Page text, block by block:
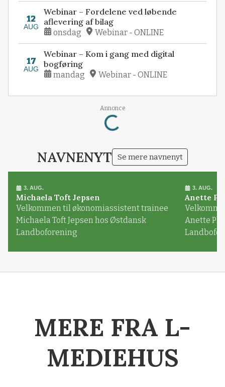
12
AUG
Webinar – Fordelene ved løbende
aflevering af bilag
onsdag Webinar - ONLINE
17
AUG
Webinar – Kom i gang med digital
bogføring
mandag Webinar - ONLINE
Annonce
Loading...
NAVNENYT Se mere navnenyt
3. AUG.
Michaela Toft Jepsen
Velkommen til økonomiassistent trainee
Michaela Toft Jepsen hos Østdansk
Landboforening
3. AUG.
Anette
Anette
MERE FRA L-
MEDIEHUS